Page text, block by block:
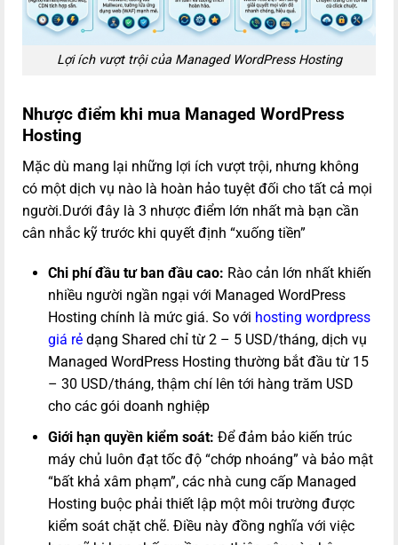
Lợi ích vượt trội của Managed WordPress Hosting
Nhược điểm khi mua Managed WordPress
Hosting
Mặc dù mang lại những lợi ích vượt trội, nhưng không
có một dịch vụ nào là hoàn hảo tuyệt đối cho tất cả mọi
người.Dưới đây là 3 nhược điểm lớn nhất mà bạn cần
cân nhắc kỹ trước khi quyết định “xuống tiền”
Chi phí đầu tư ban đầu cao: Rào cản lớn nhất khiến
nhiều người ngần ngại với Managed WordPress
Hosting chính là mức giá. So với hosting wordpress
giá rẻ dạng Shared chỉ từ 2 – 5 USD/tháng, dịch vụ
Managed WordPress Hosting thường bắt đầu từ 15
– 30 USD/tháng, thậm chí lên tới hàng trăm USD
cho các gói doanh nghiệp
Giới hạn quyền kiểm soát: Để đảm bảo kiến trúc
máy chủ luôn đạt tốc độ “chớp nhoáng” và bảo mật
“bất khả xâm phạm”, các nhà cung cấp Managed
Hosting buộc phải thiết lập một môi trường được
kiểm soát chặt chẽ. Điều này đồng nghĩa với việc